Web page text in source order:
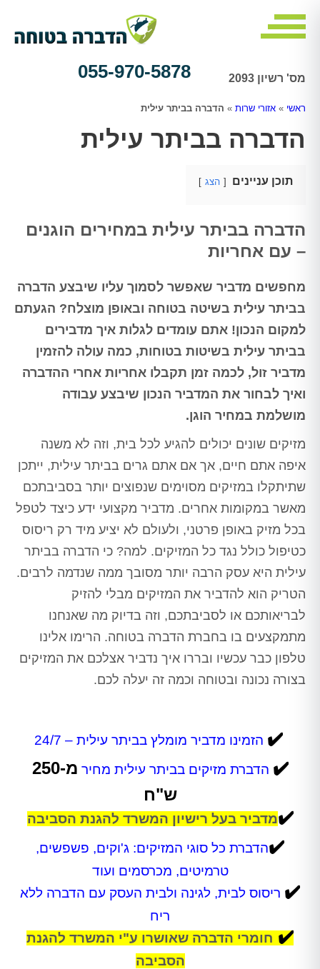
מס' רשיון 2093 055-970-5878
ראשי » אזורי שרות » הדברה בביתר עילית
הדברה בביתר עילית
תוכן עניינים הצג
הדברה בביתר עילית במחירים הוגנים
– עם אחריות
מחפשים מדביר שאפשר לסמוך עליו שיבצע הדברה
בביתר עילית בשיטה בטוחה ובאופן מוצלח? הגעתם
למקום הנכון! אתם עומדים לגלות איך מדבירים
בביתר עילית בשיטות בטוחות, כמה עולה להזמין
מדביר זול, לכמה זמן תקבלו אחריות אחרי ההדברה
ואיך לבחור את המדביר הנכון שיבצע עבודה
מושלמת במחיר הוגן.
מזיקים שונים יכולים להגיע לכל בית, וזה לא משנה
איפה אתם חיים, אך אם אתם גרים בביתר עילית, ייתכן
שתיתקלו במזיקים מסוימים שנפוצים יותר בסביבתכם
מאשר במקומות אחרים. מדביר מקצועי ידע כיצד לטפל
בכל מזיק באופן פרטני, ולעולם לא יציע מיד רק ריסוס
כטיפול כולל נגד כל המזיקים. למה? כי הדברה בביתר
עילית היא עסק הרבה יותר מסובך ממה שנדמה לרבים.
הטריק הוא להדביר את המזיקים מבלי להזיק
לבריאותכם או לסביבתכם, וזה בדיוק מה שאנחנו
מתמקצעים בו בחברת הדברה בטוחה. הרימו אלינו
טלפון כבר עכשיו ובררו איך נדביר אצלכם את המזיקים
בצורה נכונה ובטוחה וכמה זה יעלה לכם.
✔️ הזמינו מדביר מומלץ בביתר עילית – 24/7
✔️ הדברת מזיקים בביתר עילית מחיר
מ-250
ש"ח
✔️מדביר בעל רישיון המשרד להגנת הסביבה
✔️הדברת כל סוגי המזיקים: ג'וקים, פשפשים,
טרמיטים, מכרסמים ועוד
✔️ ריסוס לבית, לגינה ולבית העסק עם הדברה ללא
ריח
✔️חומרי הדברה שאושרו ע"י המשרד להגנת
הסביבה